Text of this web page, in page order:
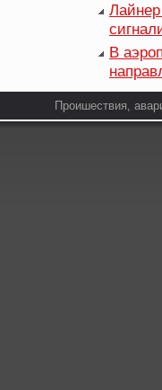
В
Проишествия,